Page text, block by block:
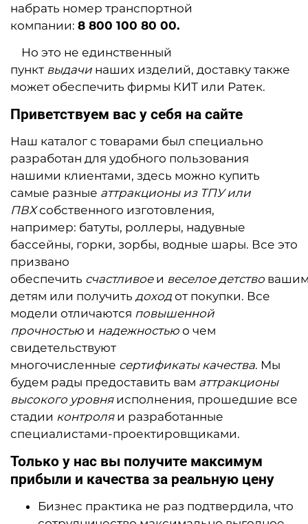
набрать номер транспортной
компании: 8 800 100 80 00.
Но это не единственный
пункт выдачи наших изделий, доставку также
может обеспечить фирмы КИТ или Ратек.
Приветствуем вас у себя на сайте
Наш каталог с товарами был специально
разработан для удобного пользования
нашими клиентами, здесь можно купить
самые разные аттракционы из ТПУ или
ПВХсобственного изготовления,
например: батуты, роллеры, надувные
бассейны, горки, зорбы, водные шары. Все это
призвано
обеспечить счастливоеи веселое детство
детям или получить доход от покупки. Все
модели отличаются повышенной
прочностью и надежностью о чем
свидетельствуют
многочисленные сертификаты качества. Мы
будем рады предоставить вам аттракционы
высокого уровняисполнения, прошедшие все
стадии контроляи разработанные
специалистами-проектировщиками.
Только у нас вы получите максимум
прибыли и качества за реальную цену
Бизнес практика не раз подтвердила, что